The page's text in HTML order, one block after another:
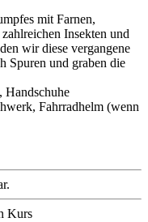
mit Farnen,
Insekten und
wir diese vergangene
Spuren und graben die
Handschuhe
Fahrradhelm (wenn
Kurs